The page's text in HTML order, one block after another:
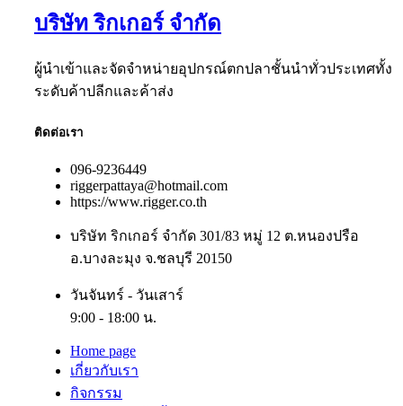
บริษัท ริกเกอร์ จำกัด
ผู้นำเข้าและจัดจำหน่ายอุปกรณ์ตกปลาชั้นนำทั่วประเทศทั้ง
ระดับค้าปลีกและค้าส่ง
ติดต่อเรา
096-9236449
riggerpattaya@hotmail.com
https://www.rigger.co.th
บริษัท ริกเกอร์ จำกัด 301/83 หมู่ 12 ต.หนองปรือ
อ.บางละมุง จ.ชลบุรี 20150
วันจันทร์ - วันเสาร์
9:00 - 18:00 น.
Home page
เกี่ยวกับเรา
กิจกรรม